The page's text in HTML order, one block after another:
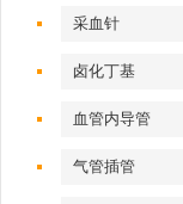
采血针
卤化丁基
血管内导管
气管插管